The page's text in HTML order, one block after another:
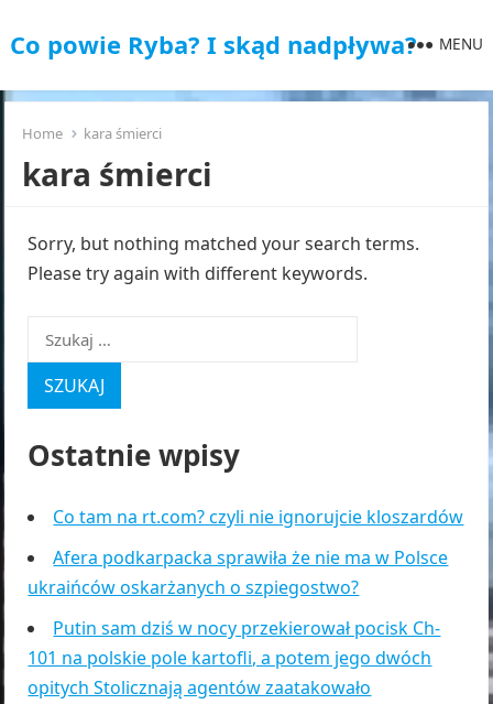
Co powie Ryba? I skąd nadpływa? MENU
Home kara śmierci
kara śmierci
Sorry, but nothing matched your search terms.
Please try again with different keywords.
Szukaj:
Ostatnie wpisy
Co tam na rt.com? czyli nie ignorujcie kloszardów
Afera podkarpacka sprawiła że nie ma w Polsce
ukraińców oskarżanych o szpiegostwo?
Putin sam dziś w nocy przekierował pocisk Ch-
101 na polskie pole kartofli, a potem jego dwóch
opitych Stolicznają agentów zaatakowało